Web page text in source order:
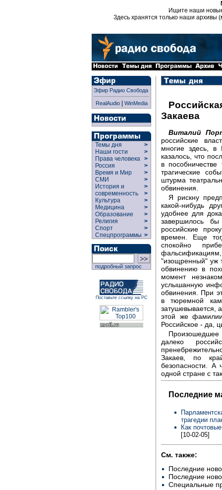
Ищите наши
Здесь хранятся только наши архивы
Эфир Радио Свобода
RealAudio| WinMedia
Темы дня
>
Наши гости
>
Права человека >
Россия
>
Время и Мир
>
СМИ
>
История и
современность
>
>
Культура
>
Медицина
>
Образование
>
Религия
>
Спорт
>
Спецпрограммы >
подробный запрос
Поставьте ссылку на РС
Закаева
Виталий
российские
многие здесь, в
казалось, что
в
трагические
штурма
обвинения.
Я рискну
какой-нибудь
удобнее для
завершилось
российские
времен. Еще
спокойно
"изощренный" уж
обвинению в
момент
услышанную
обвинения. При
в тюремной
затушевывается,
этой же
Российское - да,
далеко
Закаев, по
безопасности.
одной стране с
Последние
трагедии
Как
[10-02-05]
См. также:
Последние
Последние
Специальные